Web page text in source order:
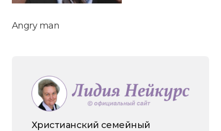
Angry man
Христианский семейный